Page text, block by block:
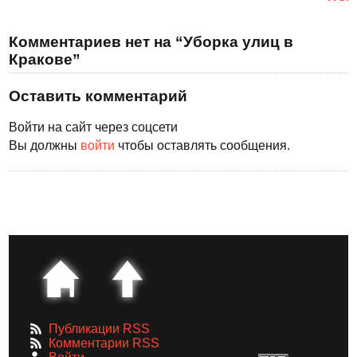
Комментариев нет на “Уборка улиц в
Кракове”
Оставить комментарий
Войти на сайт через соцсети
Вы должны войти чтобы оставлять сообщения.
Публикации RSS
Комментарии RSS